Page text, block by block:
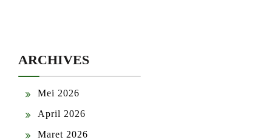
ARCHIVES
Mei 2026
April 2026
Maret 2026